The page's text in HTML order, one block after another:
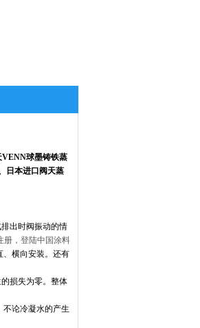
球墨铸铁蒸
日本进口阀天蒸
出时阀振动的情
册，登陆中国涂料
、横向安装。还有
损失为零。整体
不论冷凝水的产生